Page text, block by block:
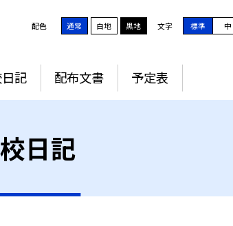
配色 通常 白地 黒地 文字 標準 中
記 配布文書 予定表
日記